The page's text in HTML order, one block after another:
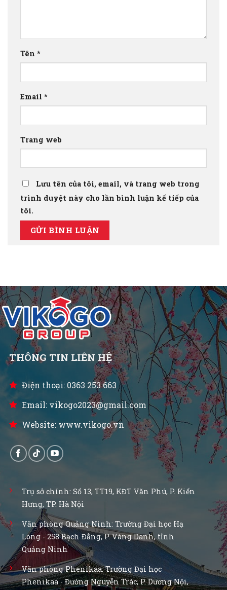
Tên *
Email *
Trang web
Lưu tên của tôi, email, và trang web trong
trình duyệt này cho lần bình luận kế tiếp của
tôi.
THÔNG TIN LIÊN HỆ
Điện thoại: 0363 253 663
Email: vikogo2023@gmail.com
Website: www.vikogo.vn
Trụ sở chính: Số 13, TT19, KĐT Văn Phú, P. Kiến
Hưng, TP. Hà Nội
Văn phòng Quảng Ninh: Trường Đại học Hạ
Long - 258 Bạch Đằng, P. Vàng Danh, tỉnh
Quảng Ninh
Văn phòng Phenikaa: Trường Đại học
Phenikaa - Đường Nguyễn Trác, P. Dương Nội,